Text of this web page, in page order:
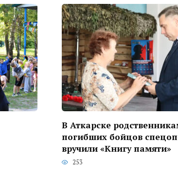
В Аткарске
погибших бойцов
вручили «Книгу памяти»
253